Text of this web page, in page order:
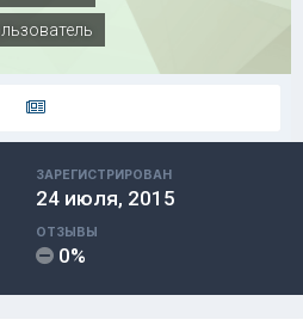
ЗАРЕГИСТРИРОВАН
24 июля, 2015
ОТЗЫВЫ
0%